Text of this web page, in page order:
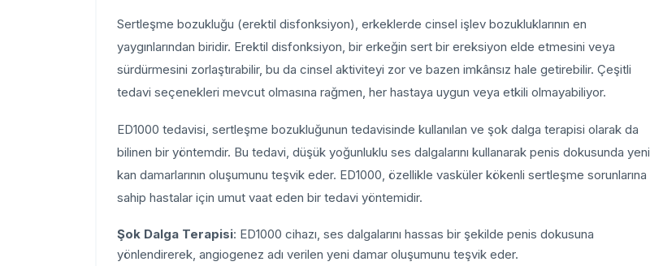
Sertleşme bozukluğu (erektil disfonksiyon), erkeklerde cinsel işlev bozukluklarının en
yaygınlarından biridir. Erektil disfonksiyon, bir erkeğin sert bir ereksiyon elde etmesini veya
sürdürmesini zorlaştırabilir, bu da cinsel aktiviteyi zor ve bazen imkânsız hale getirebilir. Çeşitli
tedavi seçenekleri mevcut olmasına rağmen, her hastaya uygun veya etkili olmayabiliyor.
ED1000 tedavisi, sertleşme bozukluğunun tedavisinde kullanılan ve şok dalga terapisi olarak da
bilinen bir yöntemdir. Bu tedavi, düşük yoğunluklu ses dalgalarını kullanarak penis dokusunda yeni
kan damarlarının oluşumunu teşvik eder. ED1000, özellikle vasküler kökenli sertleşme sorunlarına
sahip hastalar için umut vaat eden bir tedavi yöntemidir.
Şok Dalga Terapisi: ED1000 cihazı, ses dalgalarını hassas bir şekilde penis dokusuna
yönlendirerek, angiogenez adı verilen yeni damar oluşumunu teşvik eder.